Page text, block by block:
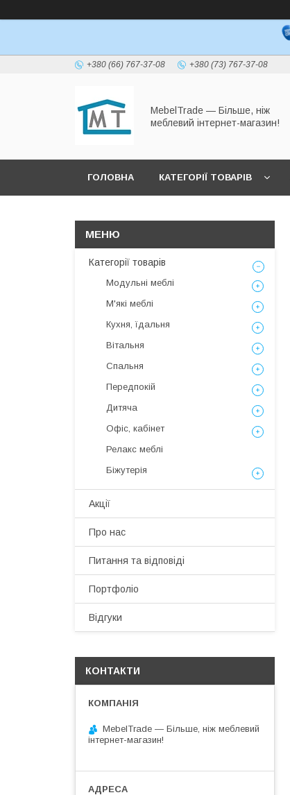
+380 (66) 767-37-08 +380 (73) 767-37-08
MebelTrade — Більше, ніж
меблевий інтернет-магазин!
ГОЛОВНА КАТЕГОРІЇ ТОВАРІВ
Категорії товарів
Модульні меблі
М'які меблі
Кухня, їдальня
Вітальня
Спальня
Передпокій
Дитяча
Офіс, кабінет
Релакс меблі
Біжутерія
Акції
Про нас
Питання та відповіді
Портфоліо
Відгуки
КОНТАКТИ
MebelTrade — Більше, ніж меблевий
інтернет-магазин!